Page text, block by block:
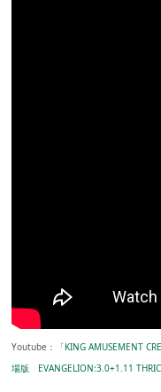
Youtube： 「KING AMUSEMENT
場版 EVANGELION:3.0+1.11